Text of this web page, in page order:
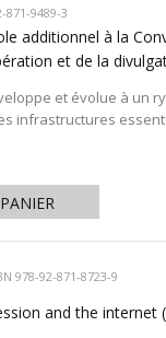
871-9489-3
additionnel à la
et de la
et évolue à un
infrastructures
978-92-871-8723-9
and the internet